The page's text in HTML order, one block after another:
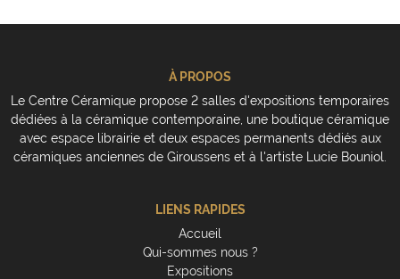
À PROPOS
Le Centre Céramique propose 2 salles d'expositions temporaires
dédiées à la céramique contemporaine, une boutique céramique
avec espace librairie et deux espaces permanents dédiés aux
céramiques anciennes de Giroussens et à l'artiste Lucie Bouniol.
LIENS RAPIDES
Accueil
Qui-sommes nous ?
Expositions